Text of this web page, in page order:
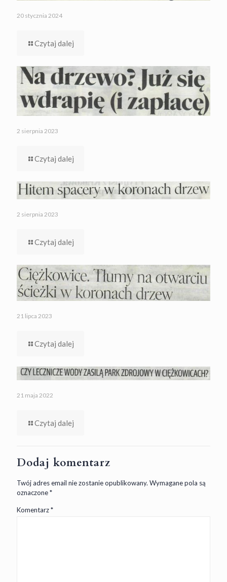
20 stycznia 2024
Czytaj dalej
2 sierpnia 2023
Czytaj dalej
2 sierpnia 2023
Czytaj dalej
21 lipca 2023
Czytaj dalej
21 maja 2022
Czytaj dalej
Dodaj komentarz
Twój adres email nie zostanie opublikowany. Wymagane pola są
oznaczone*
Komentarz*